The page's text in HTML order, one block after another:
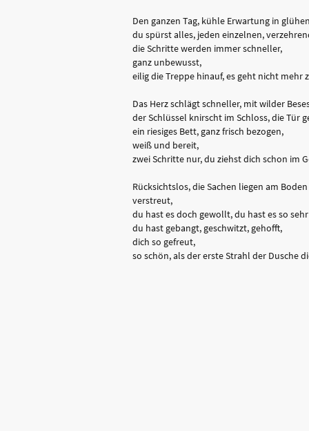
Den ganzen Tag, kühle Erwartung in
du spürst alles, jeden einzelnen,
die Schritte werden immer schneller,
ganz unbewusst,
eilig die Treppe hinauf, es geht nicht mehr
Das Herz schlägt schneller, mit wilder
der Schlüssel knirscht im Schloss, die Tür
ein riesiges Bett, ganz frisch bezogen,
weiß und bereit,
zwei Schritte nur, du ziehst dich schon im
Rücksichtslos, die Sachen liegen am Boden
verstreut,
du hast es doch gewollt, du hast es so
du hast gebangt, geschwitzt, gehofft,
dich so gefreut,
so schön, als der erste Strahl der Dusche